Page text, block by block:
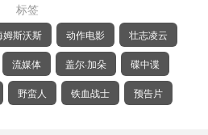
标签
姆斯沃斯 动作电影 壮志凌云
流媒体 盖尔·加朵 碟中谍
野蛮人 铁血战士 预告片